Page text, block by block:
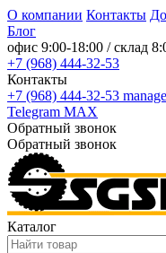
О компании Контакты
Блог
офис 9:00-18:00 / склад
+7 (968) 444-32-53
Контакты
+7 (968) 444-32-53
Telegram MAX
Обратный звонок
Обратный звонок
Каталог